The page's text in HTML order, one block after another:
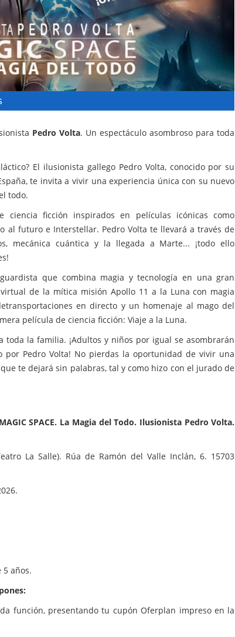
Pedro Volta. Un espectáculo asombroso para toda
El ilusionista gallego Pedro Volta, conocido por su
te invita a vivir una experiencia única con su nuevo
todo.
ciencia ficción inspirados en películas icónicas como
al futuro e Interstellar. Pedro Volta te llevará a través de
mecánica cuántica y la llegada a Marte... ¡todo ello
que combina magia y tecnología en una gran
de la mítica misión Apollo 11 a la Luna con magia
en directo y un homenaje al mago del
película de ciencia ficción: Viaje a la Luna.
toda la familia. ¡Adultos y niños por igual se asombrarán
por Pedro Volta! No pierdas la oportunidad de vivir una
te dejará sin palabras, tal y como hizo con el jurado de
SPACE. La Magia del Todo. Ilusionista Pedro Volta.
La Salle). Rúa de Ramón del Valle Inclán, 6. 15703
años.
función, presentando tu cupón Oferplan impreso en la